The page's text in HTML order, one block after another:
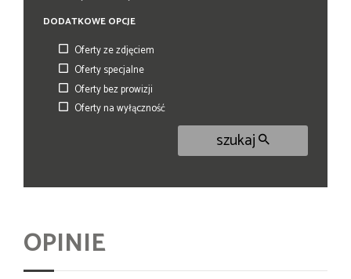
DODATKOWE OPCJE
Oferty ze zdjęciem
Oferty specjalne
Oferty bez prowizji
Oferty na wyłączność
szukaj
OPINIE